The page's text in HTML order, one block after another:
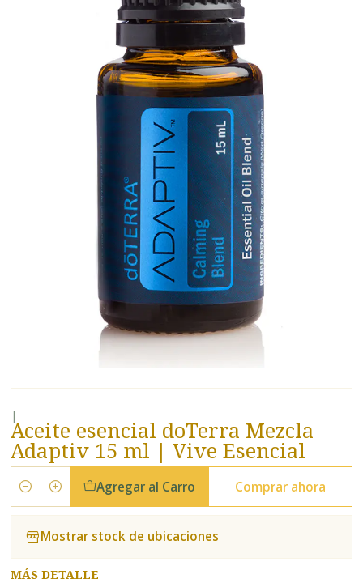
|
Aceite esencial doTerra Mezcla
Adaptiv 15 ml | Vive Esencial
Cantidad
Agregar al Carro Comprar ahora
Mostrar stock de ubicaciones
MÁS DETALLE